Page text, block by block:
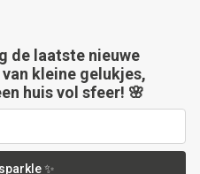
de laatste nieuwe
kleine gelukjes,
huis vol sfeer! 🌸
✨